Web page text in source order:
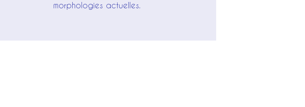
morphologies actuelles.